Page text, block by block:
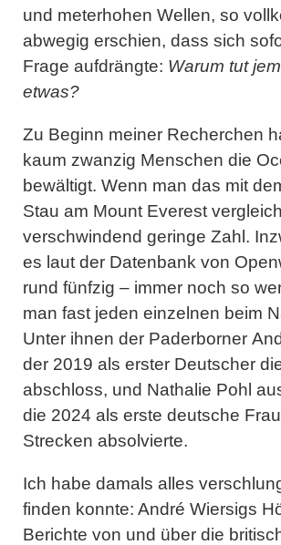
und meterhohen Wellen, so
abwegig erschien, dass sich
Frage aufdrängte: Warum tut
etwas?
Zu Beginn meiner Recherchen
kaum zwanzig Menschen die
bewältigt. Wenn man das mit
Stau am Mount Everest
verschwindend geringe Zahl.
es laut der Datenbank von
rund fünfzig – immer noch so
man fast jeden einzelnen beim
Unter ihnen der Paderborner
der 2019 als erster Deutscher
abschloss, und Nathalie Pohl
die 2024 als erste deutsche
Strecken absolvierte.
Ich habe damals alles
finden konnte: André Wiersigs
Berichte von und über die